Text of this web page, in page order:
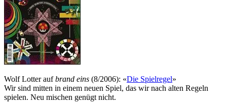
Wolf Lotter aufbrand eins (8/2006): «Die Spielregel»
Wir sind mitten in einem neuen Spiel, das wir nach alten Regeln
spielen. Neu mischen genügt nicht.